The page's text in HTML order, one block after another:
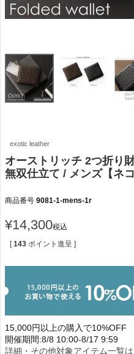
exotic leather
オーストリッチ 2つ折り
無双仕立て / メンズ【ネ
商品番号 9081-1-mens-1r
¥14,300税込
[ 143 ポイント進呈 ]
15,000円以上の購入で10%OFF
開催期間:8/8 10:00-8/17 9:59
詳細・その他対象アイテム一覧